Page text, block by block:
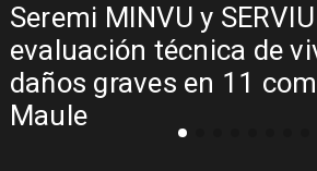
Fondo Orasmi
familia de Romeral
alimentación
con Síndrome de